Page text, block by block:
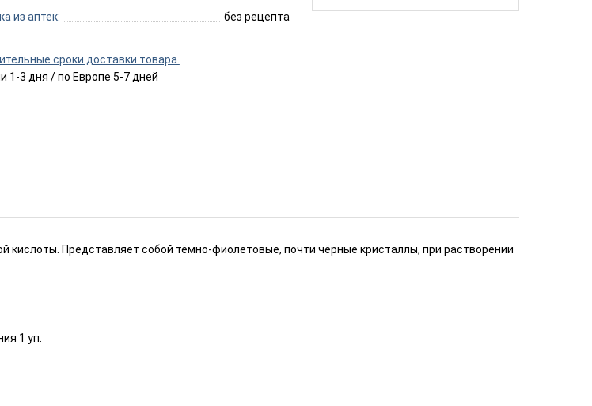
из аптек: без рецепта
сроки доставки товара.
1-3 дня / по Европе 5-7 дней
кислоты. Представляет собой тёмно-фиолетовые, почти чёрные кристаллы, при растворении
1 уп.